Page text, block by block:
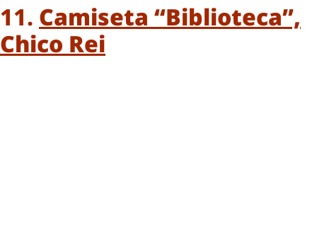
11. Camiseta “Biblioteca”,
Chico Rei